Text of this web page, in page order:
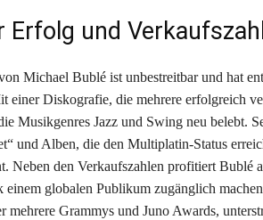
Erfolg und
Michael Bublé ist unbestreitbar und hat
einer Diskografie, die mehrere erfolgreich
Musikgenres Jazz und Swing neu belebt.
und Alben, die den Multiplatin-Status
Neben den Verkaufszahlen profitiert Bublé
einem globalen Publikum zugänglich
mehrere Grammys und Juno Awards,